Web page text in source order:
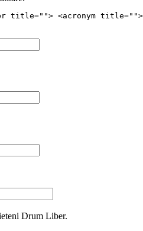
<acronym title="">
Drum Liber.